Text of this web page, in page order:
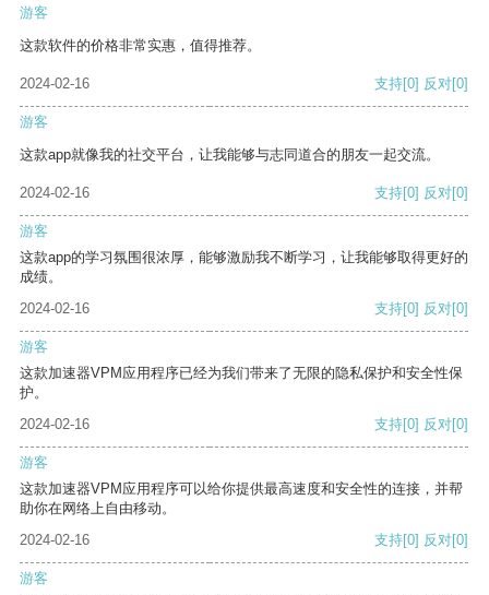
游客
这款软件的价格非常实惠，值得推荐。
2024-02-16 支持[0] 反对[0]
游客
这款app就像我的社交平台，让我能够与志同道合的朋友一起交流。
2024-02-16 支持[0] 反对[0]
游客
这款app的学习氛围很浓厚，能够激励我不断学习，让我能够取得更好的
成绩。
2024-02-16
支持[0] 反对[0]
游客
这款加速器VPM应用程序已经为我们带来了无限的隐私保护和安全性保
护。
2024-02-16
支持[0] 反对[0]
游客
这款加速器VPM应用程序可以给你提供最高速度和安全性的连接，并帮
助你在网络上自由移动。
2024-02-16
支持[0] 反对[0]
游客